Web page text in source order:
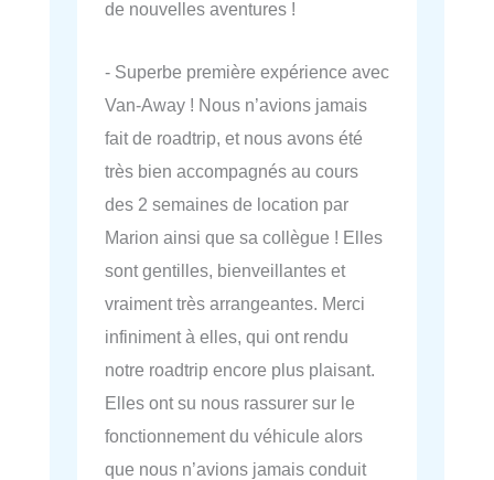
de nouvelles aventures !
- Superbe première expérience avec
Van-Away ! Nous n’avions jamais
fait de roadtrip, et nous avons été
très bien accompagnés au cours
des 2 semaines de location par
Marion ainsi que sa collègue ! Elles
sont gentilles, bienveillantes et
vraiment très arrangeantes. Merci
infiniment à elles, qui ont rendu
notre roadtrip encore plus plaisant.
Elles ont su nous rassurer sur le
fonctionnement du véhicule alors
que nous n’avions jamais conduit